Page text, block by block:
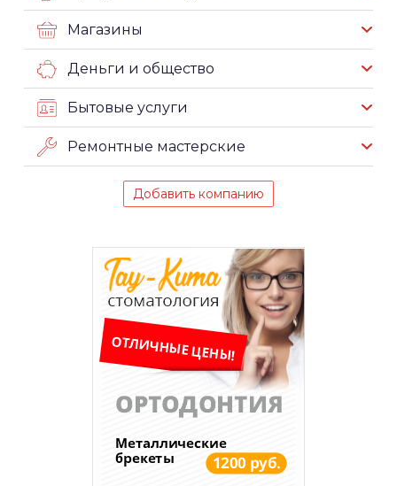
Магазины
Деньги и общество
Бытовые услуги
Ремонтные мастерские
Добавить компанию